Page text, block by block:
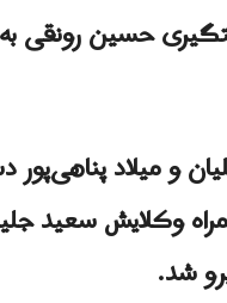
حسین رونقی
و میلاد
سعید
شد.